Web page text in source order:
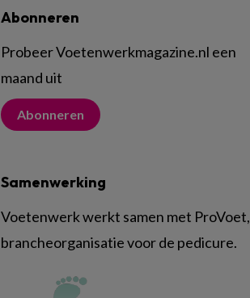
Abonneren
Probeer Voetenwerkmagazine.nl een
maand uit
Abonneren
Samenwerking
Voetenwerk werkt samen met ProVoet,
brancheorganisatie voor de pedicure.